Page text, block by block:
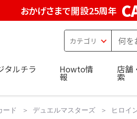
おかげさまで開設25周年
タルチラ Howto情
報
店舗
索
ード デュエルマスターズ ヒロイ